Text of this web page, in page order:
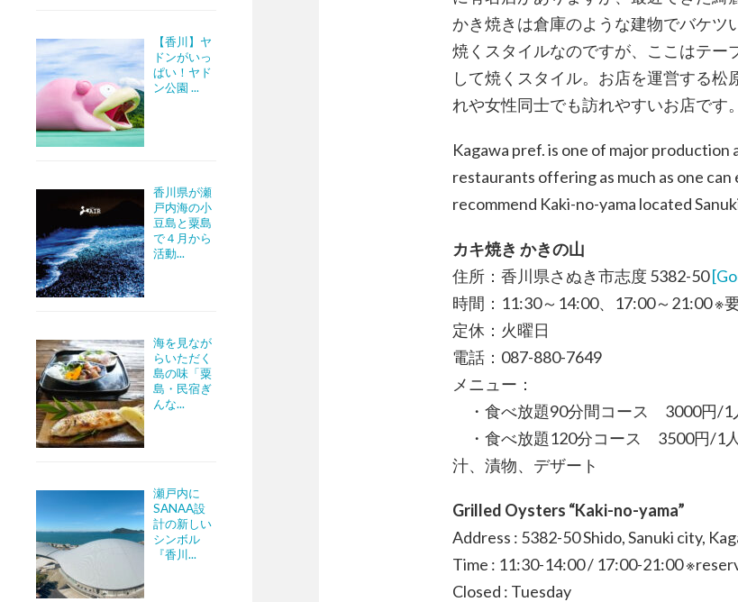
【香川】ヤ
ドンがいっ
ぱい！ヤド
ン公園 ...
香川県が瀬
戸内海の小
豆島と粟島
で４月から
活動...
海を見なが
らいただく
島の味「粟
島・民宿ぎ
んな...
瀬戸内に
SANAA設
計の新しい
シンボル
『香川...
かき焼きは倉庫のような建物でバケ
焼くスタイルなのですが、ここはテー
して焼くスタイル。お店を運営する
れや女性同士でも訪れやすいお店です。
Kagawa pref. is one of major
restaurants offering as much as one
recommend Kaki-no-yama located
カキ焼き かきの山
住所：香川県さぬき市志度 5382-50
時間：11:30～14:00、17:00～21:00 ※
定休：火曜日
電話：087-880-7649
メニュー：
・食べ放題90分間コース 3000円/1
・食べ放題120分コース 3500円/1
汁、漬物、デザート
Grilled Oysters “Kaki-no-yama”
Address : 5382-50 Shido, Sanuki city,
Time : 11:30-14:00 / 17:00-21:00
Closed : Tuesday